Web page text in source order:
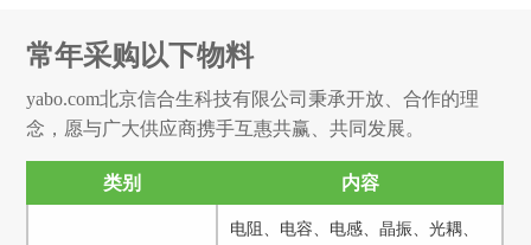
常年采购以下物料
yabo.com北京信合生科技有限公司秉承开放、合作的理
念，愿与广大供应商携手互惠共赢、共同发展。
类别 内容
电阻、电容、电感、晶振、光耦、